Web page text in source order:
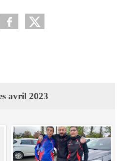
avril 2023